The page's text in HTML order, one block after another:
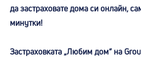
да застраховате дома си онлайн,
минутки!
Застраховката „Любим дом“ на